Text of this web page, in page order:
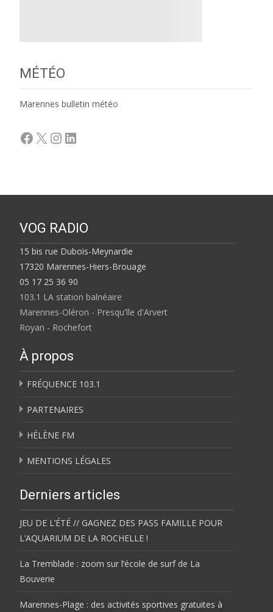
MÉTÉO
Marennes bulletin météo
Facebook
X Instagram
LinkedIn
VOG RADIO
15 bis rue Dubois-Meynardie
17320 Marennes-Hiers-Brouage
05 17 25 36 90
103.1 LA station balnéaire
Marennes-Oléron - Presqu'île d'Arvert
Royan - Rochefort
À propos
FRÉQUENCE 103.1
PARTENAIRES
HÉLÈNE FM
MENTIONS LÉGALES
Derniers articles
JEU DE L’ÉTÉ // GAGNEZ DES PASS FAMILLE POUR
L’AQUARIUM DE LA ROCHELLE !
La Tremblade : zoom sur l’école de surf de La
Bouverie
Marennes-Plage : des activités sportives gratuites à